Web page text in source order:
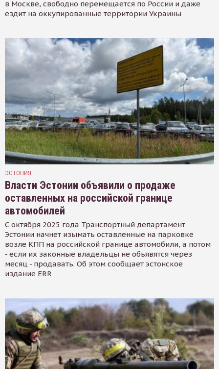
в Москве, свободно перемещается по России и даже
ездит на оккупированные территории Украины
ЭСТОНИЯ
Власти Эстонии объявили о продаже
оставленных на российской границе
автомобилей
С октября 2025 года Транспортный департамент
Эстонии начнет изымать оставленные на парковке
возле КПП на российской границе автомобили, а потом
- если их законные владельцы не объявятся через
месяц - продавать. Об этом сообщает эстонское
издание ERR